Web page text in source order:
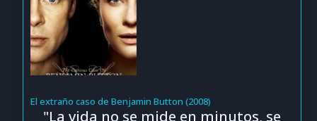
El extraño caso de Benjamin Button (2008)
"La vida no se mide en minutos, se